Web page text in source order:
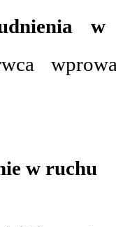
w
w ruchu